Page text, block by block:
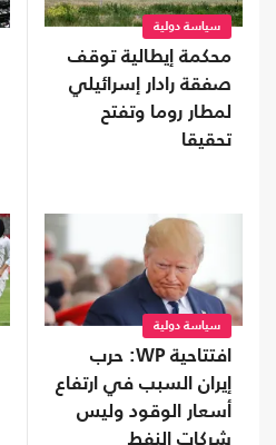
سياسة دولية
محكمة إيطالية توقف
صفقة رادار إسرائيلي
لمطار روما وتفتح
تحقيقا
سياسة دولية
افتتاحية WP: حرب
إيران السبب في ارتفاع
أسعار الوقود وليس
شركات النفط